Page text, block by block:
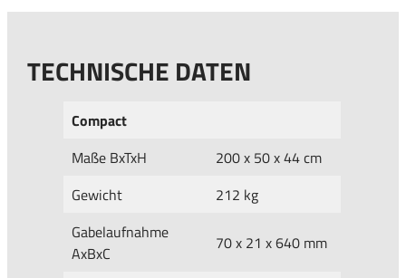
TECHNISCHE DATEN
Compact
Maße BxTxH
200 x 50 x 44 cm
Gewicht
212 kg
Gabelaufnahme
AxBxC
70 x 21 x 640 mm